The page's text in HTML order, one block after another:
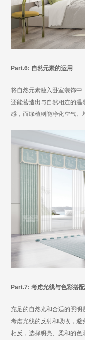
Part.6: 自然元素的运用
将自然元素融入卧室装饰中
还能营造出与自然相连的温
感，而绿植则能净化空气、
Part.7: 考虑光线与色彩搭配
充足的自然光和合适的照
考虑光线的反射和吸收，避
相反，选择明亮、柔和的色